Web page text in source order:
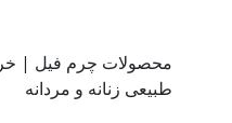
محصولات چرم فیل |
طبیعی زنانه و مردانه